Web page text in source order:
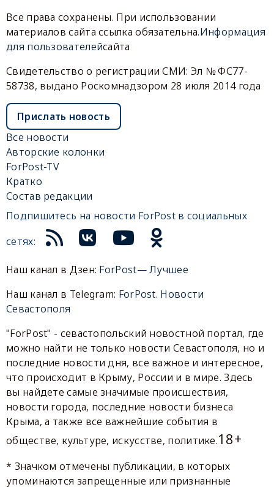
Все права сохранены. При использовании
материалов сайта ссылка обязательна.Информация
для пользователейсайта
Свидетельство о регистрации СМИ: Эл № ФС77-
58738, выдано Роскомнадзором 28 июля 2014 года
Прислать новость
Все новости
Авторские колонки
ForPost-TV
Кратко
Состав редакции
Подпишитесь на новости ForPost в социальных
сетях:
Наш канал в Дзен: ForPost— Лучшее
Наш канал в Telegram: ForPost. Новости
Севастополя
"ForPost" - севастопольский новостной портал, где
можно найти не только новости Севастополя, но и
последние новости дня, все важное и интересное,
что происходит в Крыму, России и в мире. Здесь
вы найдете самые значимые происшествия,
новости города, последние новости бизнеса
Крыма, а также все важнейшие события в
обществе, культуре, искусстве, политике.18+
* Значком отмечены публикации, в которых
упоминаются запрещенные или признанные